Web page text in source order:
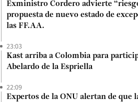
Exministro Cordero advierte
propuesta de nuevo estado de
las FF.AA.
23:03
Kast arriba a Colombia para
Abelardo de la Espriella
22:09
Expertos de la ONU alertan de que